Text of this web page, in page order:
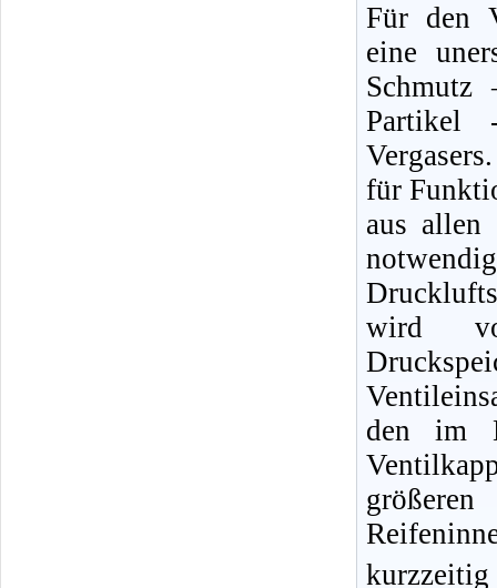
Für den
eine
Partikel
für
aus allen
wird
den im
kurzzeitig